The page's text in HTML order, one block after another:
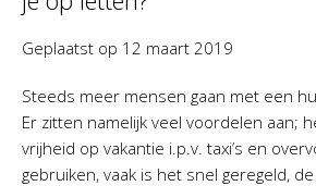
Geplaatst op 12 maart 2019
Steeds meer mensen gaan met een
Er zitten namelijk veel voordelen aan;
vrijheid op vakantie i.p.v. taxi’s en
gebruiken, vaak is het snel geregeld,